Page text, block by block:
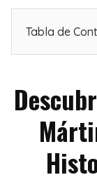
Tabla de